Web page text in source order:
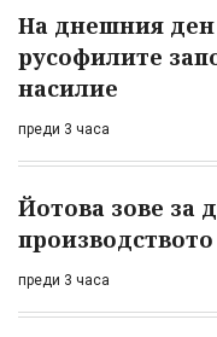
На днешния ден
русофилите
насилие
преди 3 часа
Йотова зове за
преди 3 часа